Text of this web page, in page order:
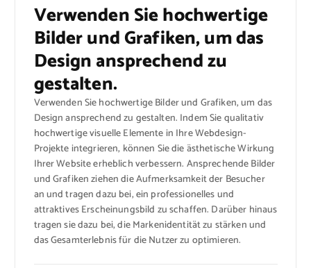
Verwenden Sie hochwertige
Bilder und Grafiken, um das
Design ansprechend zu
gestalten.
Verwenden Sie hochwertige Bilder und Grafiken, um das
Design ansprechend zu gestalten. Indem Sie qualitativ
hochwertige visuelle Elemente in Ihre Webdesign-
Projekte integrieren, können Sie die ästhetische Wirkung
Ihrer Website erheblich verbessern. Ansprechende Bilder
und Grafiken ziehen die Aufmerksamkeit der Besucher
an und tragen dazu bei, ein professionelles und
attraktives Erscheinungsbild zu schaffen. Darüber hinaus
tragen sie dazu bei, die Markenidentität zu stärken und
das Gesamterlebnis für die Nutzer zu optimieren.